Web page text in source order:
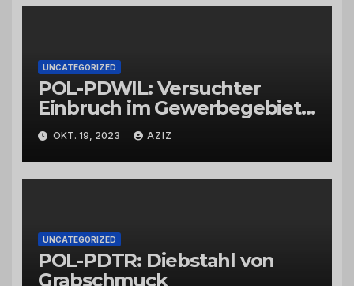
UNCATEGORIZED
POL-PDWIL: Versuchter
Einbruch im Gewerbegebiet
Wittlich
OKT. 19, 2023 AZIZ
UNCATEGORIZED
POL-PDTR: Diebstahl von
Grabschmuck